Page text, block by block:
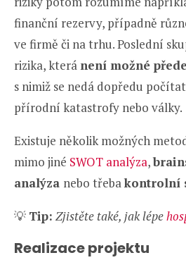
finanční rezervy, případně
ve firmě či na trhu. Poslední
rizika, která není možné
s nimiž se nedá dopředu
přírodní katastrofy nebo války.
Existuje několik možných
mimo jiné SWOT analýza,
analýza nebo třebakontrolní
💡 Tip: Zjistěte také, jak lépe
Realizace projektu